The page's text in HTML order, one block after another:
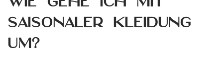
saisonaler Kleidung
um?